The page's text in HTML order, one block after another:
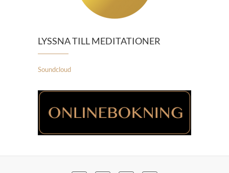
LYSSNA TILL MEDITATIONER
Soundcloud